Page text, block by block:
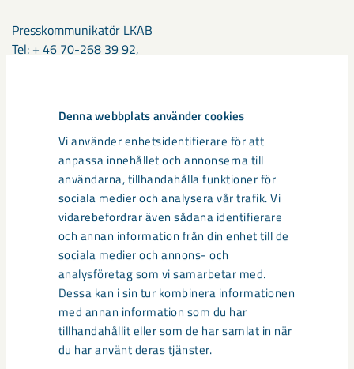
Denna webbplats använder cookies
Vi använder enhetsidentifierare för att
anpassa innehållet och annonserna till
användarna, tillhandahålla funktioner för
sociala medier och analysera vår trafik. Vi
vidarebefordrar även sådana identifierare
och annan information från din enhet till de
sociala medier och annons- och
analysföretag som vi samarbetar med.
Dessa kan i sin tur kombinera informationen
med annan information som du har
tillhandahållit eller som de har samlat in när
du har använt deras tjänster.
Presskommunikatör LKAB
Tel: + 46 70-268 39 92,
LKAB är en internationell gruv- och mineralkoncern som erbjuder
järnmalms-, mineral- och specialprodukter. Vi leder omställningen
av järn- och stålindustrin och vår plan är att utveckla koldioxidfria
processer fram till år 2045. Sedan 1890 har vi utvecklats genom
unika innovationer och tekniklösningar och drivs framåt av mer än 5
000 medarbetare i 12 länder. LKAB-koncernen omsatte cirka 33
miljarder kronor år 2024. lkab.com
Media